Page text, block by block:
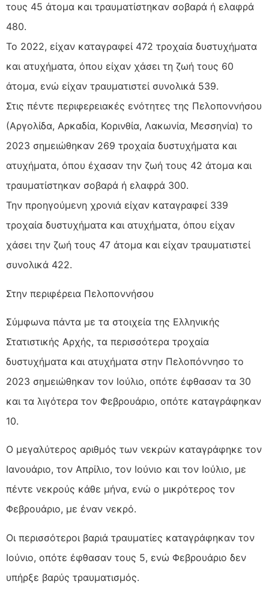
τους 45 άτομα και τραυματίστηκαν σοβαρά ή ελαφρά
480.
Το 2022, είχαν καταγραφεί 472 τροχαία δυστυχήματα
και ατυχήματα, όπου είχαν χάσει τη ζωή τους 60
άτομα, ενώ είχαν τραυματιστεί συνολικά 539.
Στις πέντε περιφερειακές ενότητες της Πελοποννήσου
(Αργολίδα, Αρκαδία, Κορινθία, Λακωνία, Μεσσηνία) το
2023 σημειώθηκαν 269 τροχαία δυστυχήματα και
ατυχήματα, όπου έχασαν την ζωή τους 42 άτομα και
τραυματίστηκαν σοβαρά ή ελαφρά 300.
Την προηγούμενη χρονιά είχαν καταγραφεί 339
τροχαία δυστυχήματα και ατυχήματα, όπου είχαν
χάσει την ζωή τους 47 άτομα και είχαν τραυματιστεί
συνολικά 422.
Στην περιφέρεια Πελοποννήσου
Σύμφωνα πάντα με τα στοιχεία της Ελληνικής
Στατιστικής Αρχής, τα περισσότερα τροχαία
δυστυχήματα και ατυχήματα στην Πελοπόννησο το
2023 σημειώθηκαν τον Ιούλιο, οπότε έφθασαν τα 30
και τα λιγότερα τον Φεβρουάριο, οπότε καταγράφηκαν
10.
Ο μεγαλύτερος αριθμός των νεκρών καταγράφηκε τον
Ιανουάριο, τον Απρίλιο, τον Ιούνιο και τον Ιούλιο, με
πέντε νεκρούς κάθε μήνα, ενώ ο μικρότερος τον
Φεβρουάριο, με έναν νεκρό.
Οι περισσότεροι βαριά τραυματίες καταγράφηκαν τον
Ιούνιο, οπότε έφθασαν τους 5, ενώ Φεβρουάριο δεν
υπήρξε βαρύς τραυματισμός.